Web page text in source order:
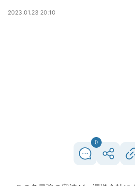
2023.01.23 20:10
0